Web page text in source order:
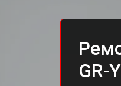
GR-